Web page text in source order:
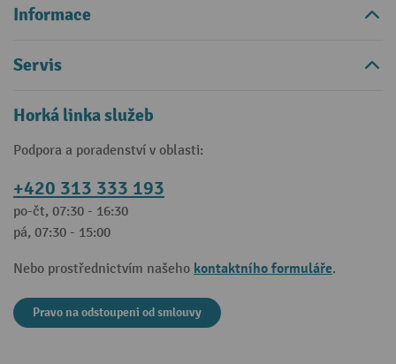
Informace
Servis
Horká linka služeb
Podpora a poradenství v oblasti:
+420 313 333 193
po-čt, 07:30 - 16:30
pá, 07:30 - 15:00
Nebo prostřednictvím našeho kontaktního formuláře.
Pravo na odstoupeni od smlouvy